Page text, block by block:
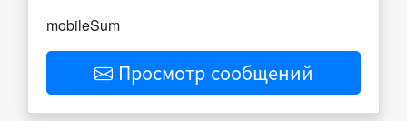
mobileSum
Просмотр сообщений